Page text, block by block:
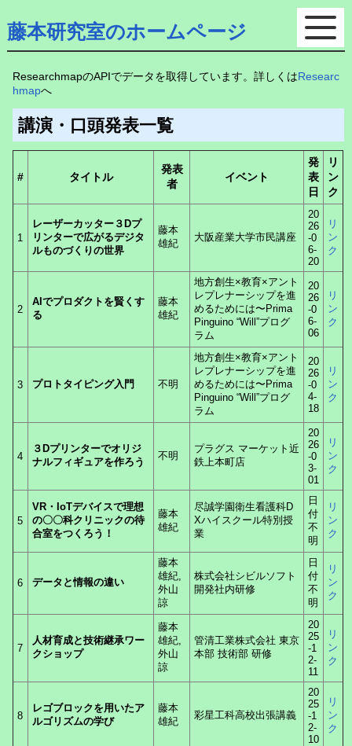
藤本研究室のホームページ
ResearchmapのAPIでデータを取得しています。詳しくはResearc
hmapへ
講演・口頭発表一覧
# タイトル
発表
者
イベント
発
表
日
リ
ン
ク
1
レーザーカッター３Dプ
リンターで広がるデジタ
ルものづくりの世界
藤本
雄紀
大阪産業大学市民講座
20
26
-0
6-
20
リ
ン
ク
2
AIでプロダクトを賢くす
る
藤本
雄紀
地方創生×教育×アント
レプレナーシップを進
めるためには〜Prima
Pinguino “Will”プログ
ラム
20
26
-0
6-
06
リ
ン
ク
3 プロトタイピング入門 不明
地方創生×教育×アント
レプレナーシップを進
めるためには〜Prima
Pinguino “Will”プログ
ラム
20
26
-0
4-
18
リ
ン
ク
4
３Dプリンターでオリジ
ナルフィギュアを作ろう
不明
プラグス マーケット近
鉄上本町店
20
26
-0
3-
01
リ
ン
ク
5
VR・IoTデバイスで理想
の〇〇科クリニックの待
合室をつくろう！
藤本
雄紀
尽誠学園衛生看護科D
Xハイスクール特別授
業
日
付
不
明
リ
ン
ク
6 データと情報の違い
藤本
雄紀,
外山
諒
株式会社シビルソフト
開発社内研修
日
付
不
明
リ
ン
ク
7
人材育成と技術継承ワー
クショップ
藤本
雄紀,
外山
諒
管清工業株式会社 東京
本部 技術部 研修
20
25
-1
2-
11
リ
ン
ク
8
レゴブロックを用いたア
ルゴリズムの学び
藤本
雄紀
彩星工科高校出張講義
20
25
-1
2-
10
リ
ン
ク